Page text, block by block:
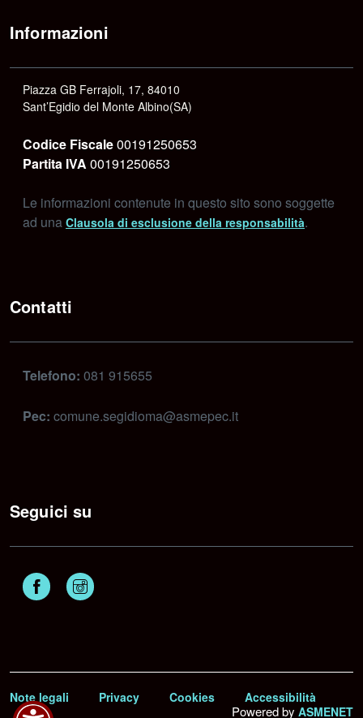
Informazioni
Piazza GB Ferrajoli, 17, 84010
Sant’Egidio del Monte Albino(SA)
Codice Fiscale00191250653
Partita IVA 00191250653
Le informazioni contenute in questo sito sono soggette
ad una Clausola di esclusione della responsabilità.
Contatti
Telefono: 081 915655
Pec: comune.segidioma@asmepec.it
Seguici su
Facebook
Note legali Privacy Cookies Accessibilità
Powered by ASMENET